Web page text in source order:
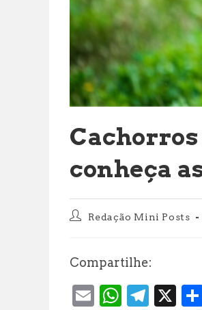
conheça
AutorRedação Mini Posts
Compartilhe:
E
W T
X